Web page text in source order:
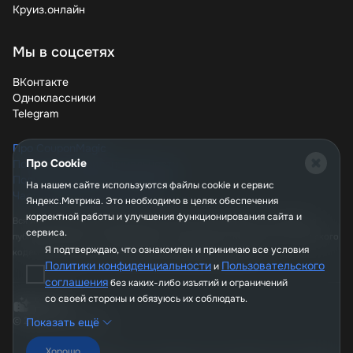
Skysmart делает качественное образование доступным.
английскому, программированию и другим предметам с
следите за сезонными предложениями и не упускайте
шанс сэкономить. Готовы начать обучение по выгодной
цене? Выбирайте курс и применяйте промокод уже
Круиз.онлайн
Мы в соцсетях
ВКонтакте
Одноклассники
Telegram
Про CouponMagic
Политика конфиденциальности
Пользовательское соглашение
Часто задаваемые вопросы
Вся информация, опубликованная на сайте couponmagic.ru, не является
публичной офертой, определяемой положениями Статьи 437 Гражданского
кодекса РФ, и носит исключительно справочный характер.
© 2026, CouponMagic
Про Cookie
На нашем сайте используются файлы сookie и сервис
Яндекс.Метрика. Это необходимо в целях обеспечения
корректной работы и улучшения функционирования сайта и
сервиса.
Я подтверждаю, что ознакомлен и принимаю все условия
Политики конфиденциальностии Пользовательского
соглашениябез каких-либо изъятий и ограничений
со своей стороны и обязуюсь их соблюдать.
Показать ещё